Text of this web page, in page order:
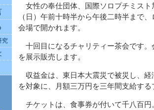
女性の奉仕団体、国際ソロプチミスト
（日）午前十時半から午後二時半まで
会場で開かれます。
十回目になるチャリティー茶会です。
を展示販売します。
収益金は、東日本大震災で被災し、経
を対象に、月額三万円を三年間支給す
チケットは、食事券が付いて千八百円
究